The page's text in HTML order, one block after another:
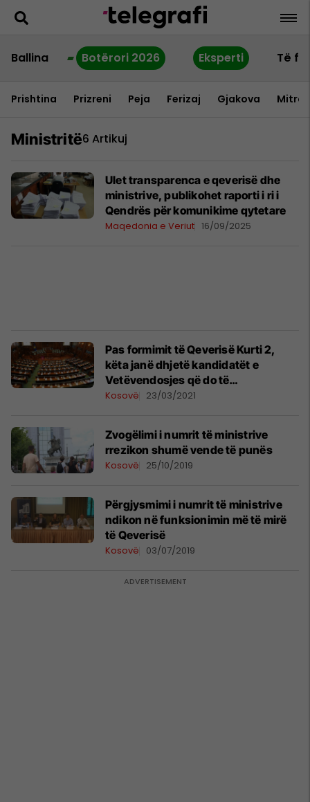
Ballina Botërori 2026 Eksperti Të
Prishtina Prizreni Peja Ferizaj Gjakova
Ministritë6 Artikuj
Ulet transparenca e qeverisë dhe
ministrive, publikohet raporti i ri i
Qendrës për komunikime qytetare
Maqedonia e Veriut 16/09/2025
Pas formimit të Qeverisë Kurti 2,
këta janë dhjetë kandidatët e
Vetëvendosjes që do të
zëvendësojnë ministrat në Kuvend
Kosovë 23/03/2021
Zvogëlimi i numrit të ministrive
rrezikon shumë vende të punës
Kosovë 25/10/2019
Përgjysmimi i numrit të ministrive
ndikon në funksionimin më të mirë
të Qeverisë
Kosovë 03/07/2019